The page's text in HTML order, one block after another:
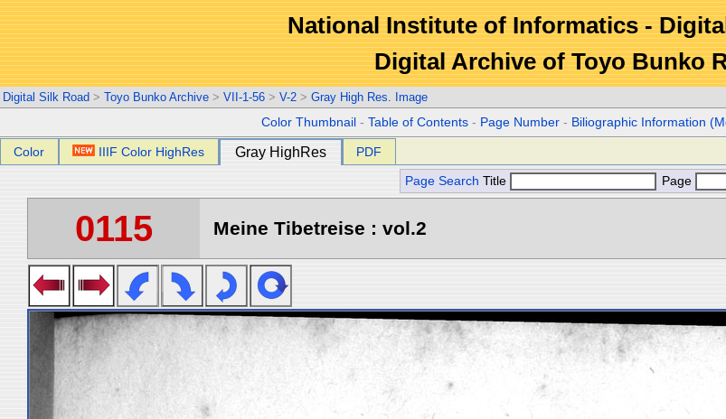
National Institute of Informatics -
Digital Archive of Toyo Bunko
Digital Silk Road > Toyo Bunko Archive > VII-1-56 > V-2 > Gray High Res. Image
Color Thumbnail -Table of Contents - Page Number - Biliographic Information
Color IIIF Color HighRes Gray HighRes PDF
Page Search Title Page
0115 Meine Tibetreise : vol.2